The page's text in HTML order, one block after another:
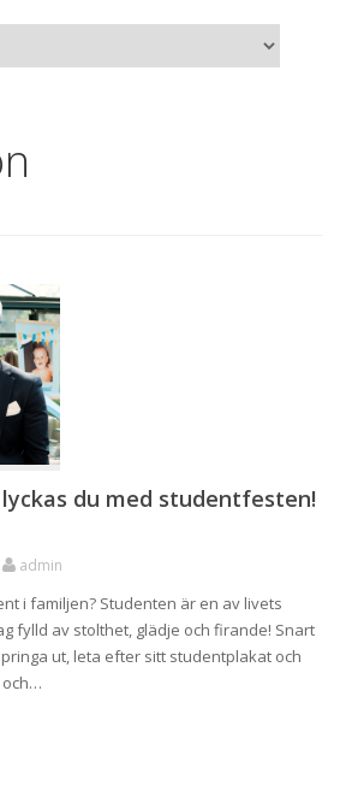
du med studentfesten!
admin
i familjen? Studenten är en av livets
fylld av stolthet, glädje och firande! Snart
ut, leta efter sitt studentplakat och
och…